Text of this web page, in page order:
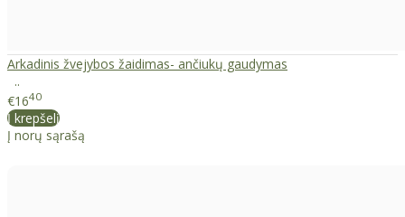
Arkadinis žvejybos žaidimas- ančiukų gaudymas
..
€1640
Į krepšelį
Į norų sąrašą